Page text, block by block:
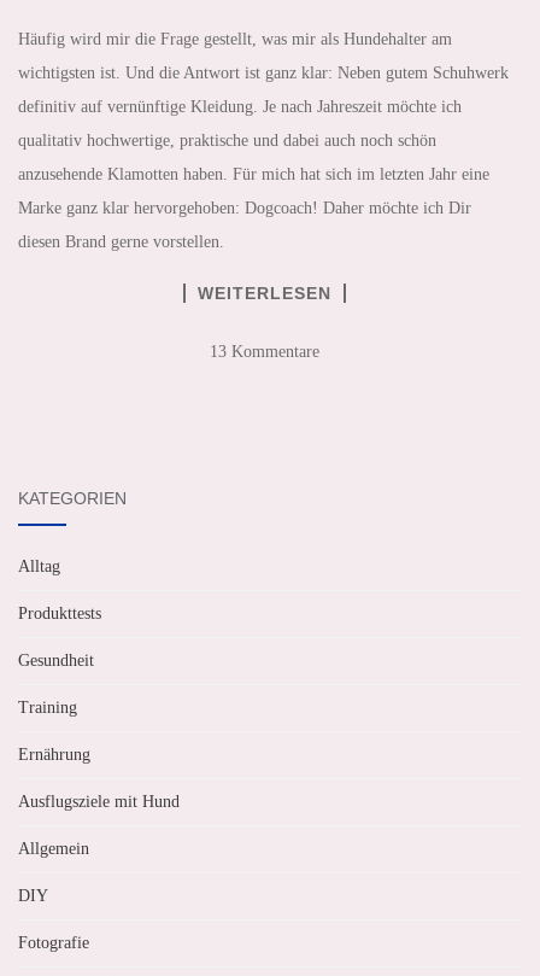
Häufig wird mir die Frage gestellt, was mir als Hundehalter am
wichtigsten ist. Und die Antwort ist ganz klar: Neben gutem Schuhwerk
definitiv auf vernünftige Kleidung. Je nach Jahreszeit möchte ich
qualitativ hochwertige, praktische und dabei auch noch schön
anzusehende Klamotten haben. Für mich hat sich im letzten Jahr eine
Marke ganz klar hervorgehoben: Dogcoach! Daher möchte ich Dir
diesen Brand gerne vorstellen.
WEITERLESEN
13 Kommentare
KATEGORIEN
Alltag
Produkttests
Gesundheit
Training
Ernährung
Ausflugsziele mit Hund
Allgemein
DIY
Fotografie